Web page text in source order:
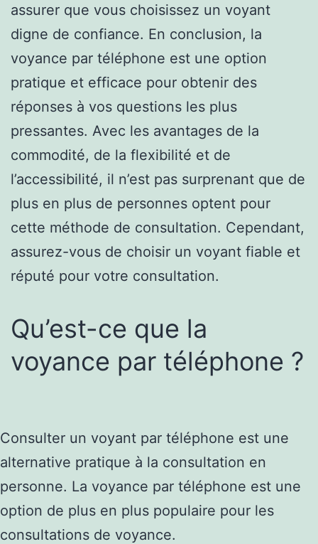
assurer que vous choisissez un voyant
digne de confiance. En conclusion, la
voyance par téléphone est une option
pratique et efficace pour obtenir des
réponses à vos questions les plus
pressantes. Avec les avantages de la
commodité, de la flexibilité et de
l’accessibilité, il n’est pas surprenant que de
plus en plus de personnes optent pour
cette méthode de consultation. Cependant,
assurez-vous de choisir un voyant fiable et
réputé pour votre consultation.
Qu’est-ce que la
voyance par téléphone ?
Consulter un voyant par téléphone est une
alternative pratique à la consultation en
personne. La voyance par téléphone est une
option de plus en plus populaire pour les
consultations de voyance.